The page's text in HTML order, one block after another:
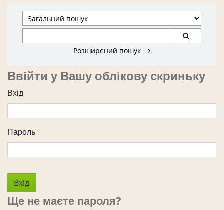
Розширений пошук
Ввійти у Вашу облікову скриньку
Вхід
Пароль
Ще не маєте пароля?